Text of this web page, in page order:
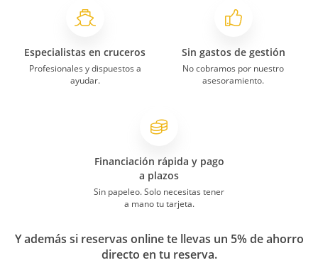
Especialistas en cruceros
Profesionales y dispuestos a
ayudar.
Sin gastos de gestión
No cobramos por nuestro
asesoramiento.
Financiación rápida y pago
a plazos
Sin papeleo. Solo necesitas tener
a mano tu tarjeta.
Y además si reservas online te llevas un 5% de ahorro
directo en tu reserva.